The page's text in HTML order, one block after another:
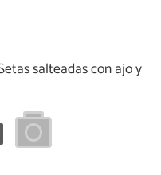
salteadas con ajo y